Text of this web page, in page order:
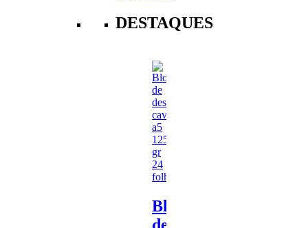
DESTAQUES
Bloco
de